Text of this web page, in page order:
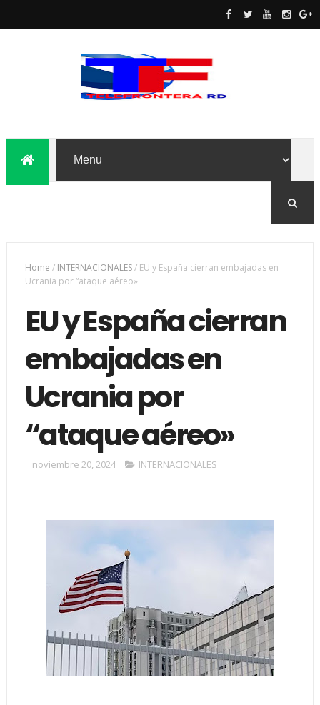
Home / INTERNACIONALES/ EU y España cierran embajadas en
Ucrania por “ataque aéreo»
EU y España cierran
embajadas en
Ucrania por
“ataque aéreo»
noviembre 20, 2024 INTERNACIONALES